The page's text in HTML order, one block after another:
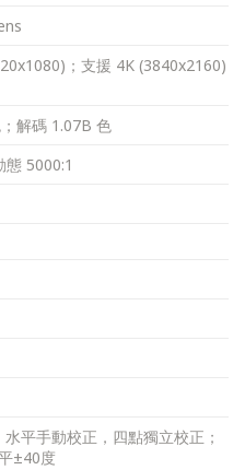
；支援 4K (3840x2160)
解碼 1.07B 色
5000:1
平手動校正，四點獨立校正；
±40度